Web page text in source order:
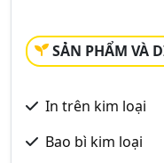
SẢN PHẨM VÀ
In trên kim loại
Bao bì kim loại